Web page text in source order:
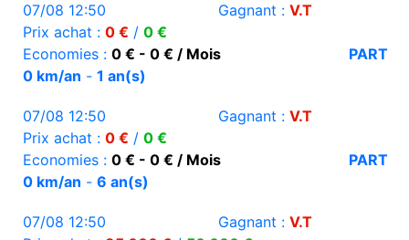
07/08 12:50 Gagnant : V.T
Prix achat : 0 € / 0 €
Economies : 0 € - 0 € / Mois
PART
0 km/an - 1 an(s)
07/08 12:50 Gagnant : V.T
Prix achat : 0 € / 0 €
Economies : 0 € - 0 € / Mois
PART
0 km/an - 6 an(s)
07/08 12:50 Gagnant : V.T